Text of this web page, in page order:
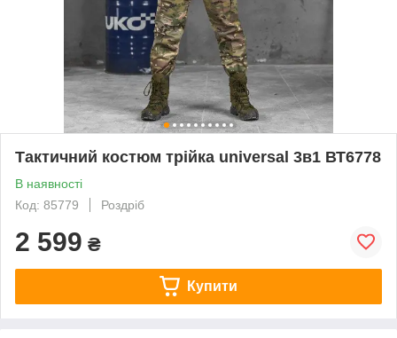
Тактичний костюм трійка universal 3в1 ВТ6778
В наявності
Код: 85779
Роздріб
2 599 ₴
Купити